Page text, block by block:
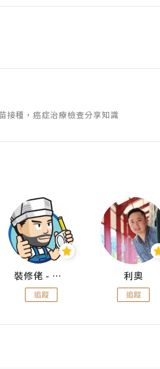
接種，癌症治療檢查分享知識
裝修佬 - 香港一站式網上裝修平台
追蹤
利奧
追蹤